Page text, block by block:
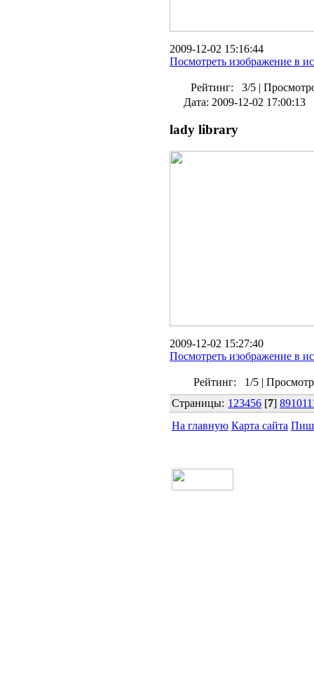
2009-12-02 15:16:44
Посмотреть изображение в
Рейтинг: 3/5 |
Дата: 2009-12-02 17:00:13
lady library
2009-12-02 15:27:40
Посмотреть изображение в
Рейтинг: 1/5 |
Страницы: 1 23456 [7] 891011
На главную Карта сайта